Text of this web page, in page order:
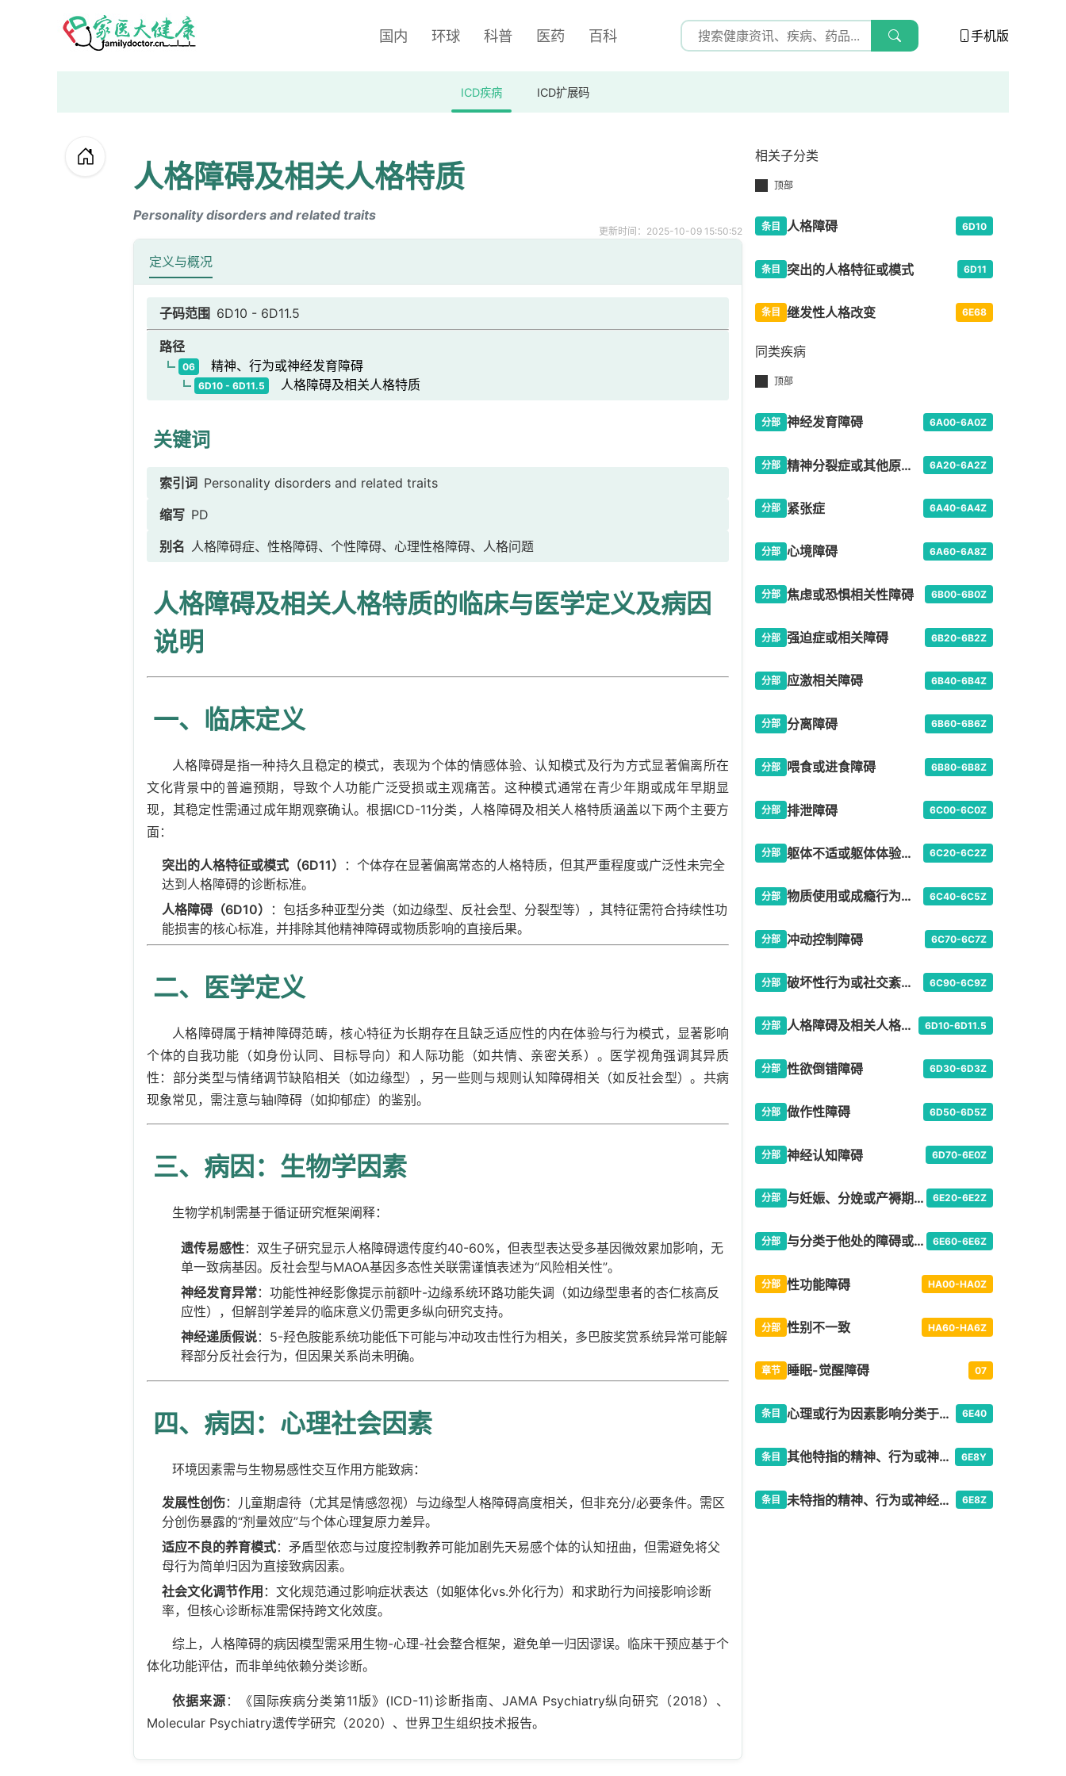
国内 环球 科普 医药 百科 手机版
ICD疾病 ICD扩展码
人格障碍及相关人格特质
Personality disorders and related traits
更新时间：2025-10-09 15:50:52
定义与概况
子码范围 6D10 - 6D11.5
路径
06 精神、行为或神经发育障碍
6D10 - 6D11.5 人格障碍及相关人格特质
关键词
索引词 Personality disorders and related traits
缩写 PD
别名 人格障碍症、性格障碍、个性障碍、心理性格障碍、人格问题
人格障碍及相关人格特质的临床与医学定义及病因
说明
一、临床定义
人格障碍是指一种持久且稳定的模式，表现为个体的情感体验、认知模式及行为方式显著偏离所在
文化背景中的普遍预期，导致个人功能广泛受损或主观痛苦。这种模式通常在青少年期或成年早期显
现，其稳定性需通过成年期观察确认。根据ICD-11分类，人格障碍及相关人格特质涵盖以下两个主要方
面：
突出的人格特征或模式（6D11）
：个体存在显著偏离常态的人格特质，但其严重程度或广泛性未完全
达到人格障碍的诊断标准。
人格障碍（6D10）
：包括多种亚型分类（如边缘型、反社会型、分裂型等），其特征需符合持续性功
能损害的核心标准，并排除其他精神障碍或物质影响的直接后果。
二、医学定义
人格障碍属于精神障碍范畴，核心特征为长期存在且缺乏适应性的内在体验与行为模式，显著影响
个体的自我功能（如身份认同、目标导向）和人际功能（如共情、亲密关系）。医学视角强调其异质
性：部分类型与情绪调节缺陷相关（如边缘型），另一些则与规则认知障碍相关（如反社会型）。共病
现象常见，需注意与轴Ⅰ障碍（如抑郁症）的鉴别。
三、病因：生物学因素
生物学机制需基于循证研究框架阐释：
遗传易感性：双生子研究显示人格障碍遗传度约40-60%，但表型表达受多基因微效累加影响，无
单一致病基因。反社会型与MAOA基因多态性关联需谨慎表述为“风险相关性”。
神经发育异常：功能性神经影像提示前额叶-边缘系统环路功能失调（如边缘型患者的杏仁核高反
应性），但解剖学差异的临床意义仍需更多纵向研究支持。
神经递质假说：5-羟色胺能系统功能低下可能与冲动攻击性行为相关，多巴胺奖赏系统异常可能解
释部分反社会行为，但因果关系尚未明确。
四、病因：心理社会因素
环境因素需与生物易感性交互作用方能致病：
发展性创伤：儿童期虐待（尤其是情感忽视）与边缘型人格障碍高度相关，但非充分/必要条件。需区
分创伤暴露的“剂量效应”与个体心理复原力差异。
适应不良的养育模式：矛盾型依恋与过度控制教养可能加剧先天易感个体的认知扭曲，但需避免将父
母行为简单归因为直接致病因素。
社会文化调节作用 ：文化规范通过影响症状表达（如躯体化vs.外化行为）和求助行为间接影响诊断
率，但核心诊断标准需保持跨文化效度。
综上，人格障碍的病因模型需采用生物-心理-社会整合框架，避免单一归因谬误。临床干预应基于个
体化功能评估，而非单纯依赖分类诊断。
依据来源 ：《国际疾病分类第11版》(ICD-11)诊断指南、JAMA Psychiatry纵向研究（2018）、
Molecular Psychiatry遗传学研究（2020）、世界卫生组织技术报告。
相关子分类
顶部
条目 人格障碍 6D10
条目 突出的人格特征或模式 6D11
条目 继发性人格改变 6E68
同类疾病
顶部
分部 神经发育障碍 6A00-6A0Z
分部 精神分裂症或其他原发性精神病性障碍 6A20-6A2Z
分部 紧张症 6A40-6A4Z
分部 心境障碍 6A60-6A8Z
分部 焦虑或恐惧相关性障碍 6B00-6B0Z
分部 强迫症或相关障碍 6B20-6B2Z
分部 应激相关障碍 6B40-6B4Z
分部 分离障碍 6B60-6B6Z
分部 喂食或进食障碍 6B80-6B8Z
分部 排泄障碍 6C00-6C0Z
分部 躯体不适或躯体体验障碍 6C20-6C2Z
分部 物质使用或成瘾行为所致障碍 6C40-6C5Z
分部 冲动控制障碍 6C70-6C7Z
分部 破坏性行为或社交紊乱型障碍 6C90-6C9Z
分部 人格障碍及相关人格特质 6D10-6D11.5
分部 性欲倒错障碍 6D30-6D3Z
分部 做作性障碍 6D50-6D5Z
分部 神经认知障碍 6D70-6E0Z
分部 与妊娠、分娩或产褥期有关的精神或行为障碍 6E20-6E2Z
分部 与分类于他处的障碍或疾病相关的继发性精神或行为综合征 6E60-6E6Z
分部 性功能障碍 HA00-HA0Z
分部 性别不一致 HA60-HA6Z
章节 睡眠-觉醒障碍 07
条目 心理或行为因素影响分类于他处的疾患或疾病 6E40
条目 其他特指的精神、行为或神经发育障碍 6E8Y
条目 未特指的精神、行为或神经发育障碍 6E8Z